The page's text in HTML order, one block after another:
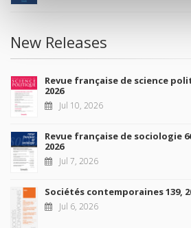
New Releases
Revue française de science
2026
Jul 10, 2026
Revue française de sociologie
2026
Jul 7, 2026
Sociétés contemporaines 139,
Jul 6, 2026